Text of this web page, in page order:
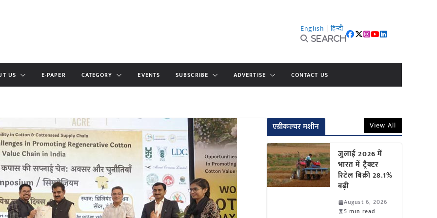
English | हिन्दी
Search
US E-PAPER CATEGORY EVENTS SUBSCRIBE ADVERTISE CONTACT US
एग्रीकल्चर मशीन View All
जुलाई 2026 में
भारत में ट्रैक्टर
रिटेल बिक्री 28.1%
बढ़ी
August 6, 2026
5 min read